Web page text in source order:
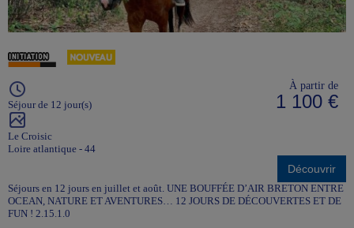
Séjour de 12 jour(s)
Le Croisic
Loire atlantique - 44
À partir de
1 100 €
Découvrir
Séjours en 12 jours en juillet et août. UNE BOUFFÉE D’AIR BRETON ENTRE
OCEAN, NATURE ET AVENTURES… 12 JOURS DE DÉCOUVERTES ET DE
FUN ! 2.15.1.0